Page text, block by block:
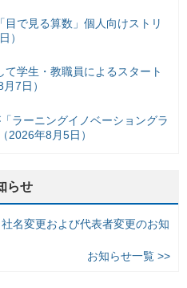
で見る算数」個人向けストリ
）
学生・教職員によるスタート
7日）
ラーニングイノベーショングラ
2026年8月5日）
らせ
名変更および代表者変更のお知
お知らせ一覧 >>